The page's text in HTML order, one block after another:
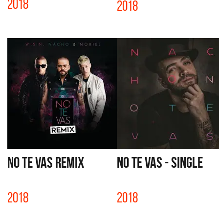
2018 2018
NO TE VAS REMIX
2018
NO TE VAS - SINGLE
2018